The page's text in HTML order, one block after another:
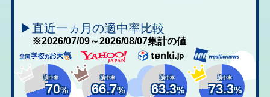
▶直近一ヵ月の適中率比較
※2026/07/09～2026/08/07集計の値
適中率
70%
適中率
66.7%
適中率
63.3%
適中率
73.3%